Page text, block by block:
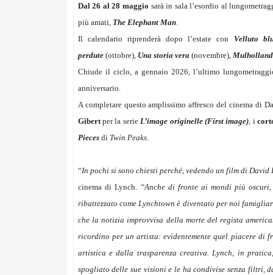
Dal 26 al 28 maggio sarà in sala l’esordio al
più amati, The Elephant Man.
Il calendario riprenderà dopo l’estate con Velluto
perdute(ottobre), Una storia vera (novembre),
Chiude il ciclo, a gennaio 2026, l’ultimo
anniversario.
A completare questo amplissimo affresco del cinema di
Gibertper la serieL’image originelle (First image), i
Piecesdi Twin Peaks.
“In pochi si sono chiesti perché, vedendo un film di David
cinema di Lynch.“Anche di fronte ai mondi più
ribattezzato come Lynchtown è diventato per noi
che la notizia improvvisa della morte del regista
ricordino per un artista: evidentemente quel piacere di
artistica e dalla trasparenza creativa. Lynch, in
spogliato delle sue visioni e le ha condivise senza filtri,